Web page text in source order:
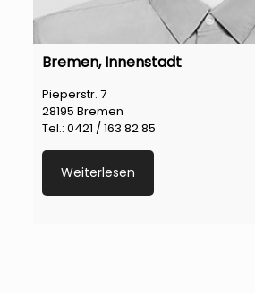
Bremen, Innenstadt
Pieperstr. 7
28195 Bremen
Tel.: 0421 / 163 82 85
Weiterlesen